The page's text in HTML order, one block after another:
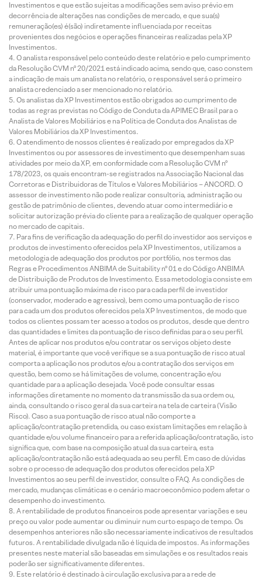
Investimentos e que estão sujeitas a modificações sem aviso prévio em
decorrência de alterações nas condições de mercado, e que sua(s)
remuneração(es) é(são) indiretamente influenciada por receitas
provenientes dos negócios e operações financeiras realizadas pela XP
Investimentos.
O analista responsável pelo conteúdo deste relatório e pelo cumprimento
da Resolução CVM nº 20/2021 está indicado acima, sendo que, caso constem
a indicação de mais um analista no relatório, o responsável será o primeiro
analista credenciado a ser mencionado no relatório.
Os analistas da XP Investimentos estão obrigados ao cumprimento de
todas as regras previstas no Código de Conduta da APIMEC Brasil para o
Analista de Valores Mobiliários e na Política de Conduta dos Analistas de
Valores Mobiliários da XP Investimentos.
O atendimento de nossos clientes é realizado por empregados da XP
Investimentos ou por assessores de investimento que desempenham suas
atividades por meio da XP, em conformidade com a Resolução CVM nº
178/2023, os quais encontram-se registrados na Associação Nacional das
Corretoras e Distribuidoras de Títulos e Valores Mobiliários – ANCORD. O
assessor de investimento não pode realizar consultoria, administração ou
gestão de patrimônio de clientes, devendo atuar como intermediário e
solicitar autorização prévia do cliente para a realização de qualquer operação
no mercado de capitais.
Para fins de verificação da adequação do perfil do investidor aos serviços e
produtos de investimento oferecidos pela XP Investimentos, utilizamos a
metodologia de adequação dos produtos por portfólio, nos termos das
Regras e Procedimentos ANBIMA de Suitability nº 01 e do Código ANBIMA
de Distribuição de Produtos de Investimento. Essa metodologia consiste em
atribuir uma pontuação máxima de risco para cada perfil de investidor
(conservador, moderado e agressivo), bem como uma pontuação de risco
para cada um dos produtos oferecidos pela XP Investimentos, de modo que
todos os clientes possam ter acesso a todos os produtos, desde que dentro
das quantidades e limites da pontuação de risco definidas para o seu perfil.
Antes de aplicar nos produtos e/ou contratar os serviços objeto deste
material, é importante que você verifique se a sua pontuação de risco atual
comporta a aplicação nos produtos e/ou a contratação dos serviços em
questão, bem como se há limitações de volume, concentração e/ou
quantidade para a aplicação desejada. Você pode consultar essas
informações diretamente no momento da transmissão da sua ordem ou,
ainda, consultando o risco geral da sua carteira na tela de carteira (Visão
Risco). Caso a sua pontuação de risco atual não comporte a
aplicação/contratação pretendida, ou caso existam limitações em relação à
quantidade e/ou volume financeiro para a referida aplicação/contratação, isto
significa que, com base na composição atual da sua carteira, esta
aplicação/contratação não está adequada ao seu perfil. Em caso de dúvidas
sobre o processo de adequação dos produtos oferecidos pela XP
Investimentos ao seu perfil de investidor, consulte o FAQ. As condições de
mercado, mudanças climáticas e o cenário macroeconômico podem afetar o
desempenho do investimento.
A rentabilidade de produtos financeiros pode apresentar variações e seu
preço ou valor pode aumentar ou diminuir num curto espaço de tempo. Os
desempenhos anteriores não são necessariamente indicativos de resultados
futuros. A rentabilidade divulgada não é líquida de impostos. As informações
presentes neste material são baseadas em simulações e os resultados reais
poderão ser significativamente diferentes.
Este relatório é destinado à circulação exclusiva para a rede de